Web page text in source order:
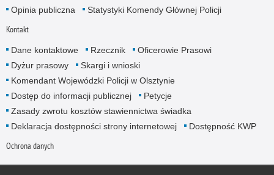
Opinia publiczna
Statystyki Komendy Głównej Policji
Kontakt
Dane kontaktowe Rzecznik
Oficerowie Prasowi
Dyżur prasowy
Skargi i wnioski
Komendant Wojewódzki Policji w Olsztynie
Dostęp do informacji publicznej
Petycje
Zasady zwrotu kosztów stawiennictwa świadka
Deklaracja dostępności strony internetowej
Dostępność KWP
Ochrona danych